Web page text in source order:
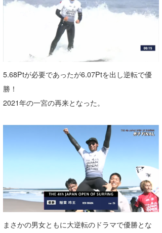
5.68Ptが必要であったが6.07Ptを出し逆転で優
勝！
2021年の一宮の再来となった。
まさかの男女ともに大逆転のドラマで優勝とな